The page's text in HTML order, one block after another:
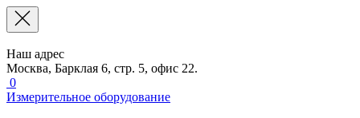
Наш адрес
Москва, Барклая 6, стр. 5, офис 22.
0
Измерительное оборудование